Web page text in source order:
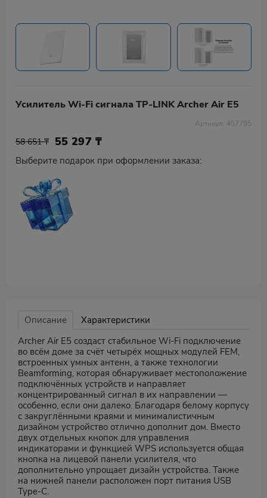
Усилитель Wi-Fi сигнала TP-LINK Archer Air E5
Артикул: 457795
58 651 ₸ 55 297 ₸
Выберите подарок при оформлении заказа:
Описание
Характеристики
Archer Air E5 создаст стабильное Wi-Fi подключение
во всём доме за счёт четырёх мощных модулей FEM,
встроенных умных антенн, а также технологии
Beamforming, которая обнаруживает местоположение
подключённых устройств и направляет
концентрированный сигнал в их направлении —
особенно, если они далеко. Благодаря белому корпусу
с закруглёнными краями и минималистичным
дизайном устройство отлично дополнит дом. Вместо
двух отдельных кнопок для управления
индикаторами и функцией WPS используется общая
кнопка на лицевой панели усилителя, что
дополнительно упрощает дизайн устройства. Также
на нижней панели расположен порт питания USB
Type‑C.